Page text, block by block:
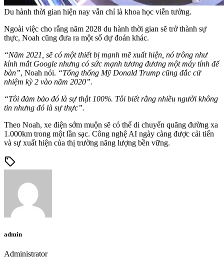
Du hành thời gian hiện nay vẫn chỉ là khoa học viễn tưởng.
Ngoài việc cho rằng năm 2028 du hành thời gian sẽ trở thành sự
thực, Noah cũng đưa ra một số dự đoán khác.
“Năm 2021, sẽ có một thiết bị mạnh mẽ xuất hiện, nó trông như
kính mắt Google nhưng có sức mạnh tương đương một máy tính để
bàn”, Noah nói. “Tổng thống Mỹ Donald Trump cũng đắc cử
nhiệm kỳ 2 vào năm 2020”.
“Tôi đảm bảo đó là sự thật 100%. Tôi biết rằng nhiều người không
tin nhưng đó là sự thực”.
Theo Noah, xe điện sớm muộn sẽ có thể di chuyển quãng đường xa
1.000km trong một lần sạc. Công nghệ AI ngày càng được cải tiến
và sự xuất hiện của thị trường năng lượng bền vững.
sell
admin
Administrator